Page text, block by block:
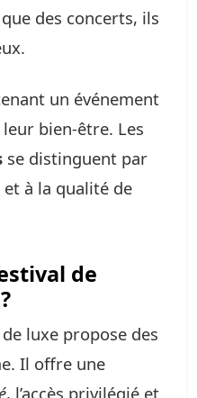
des concerts, ils
un événement
bien-être. Les
se distinguent par
à la qualité de
de
luxe propose des
Il offre une
, l’accès privilégié et